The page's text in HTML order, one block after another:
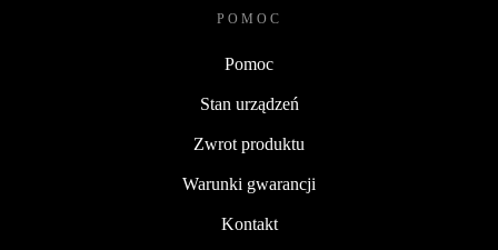
POMOC
Pomoc
Stan urządzeń
Zwrot produktu
Warunki gwarancji
Kontakt